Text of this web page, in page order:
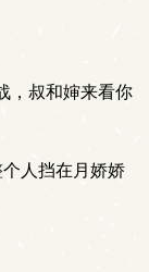
，叔和婶来看你
人挡在月娇娇